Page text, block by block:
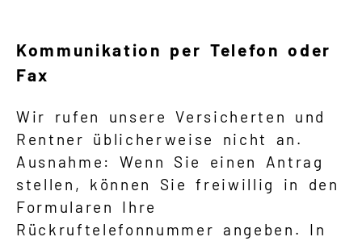
Kommunikation per Telefon oder
Fax
Wir rufen unsere Versicherten und
Rentner üblicherweise nicht an.
Ausnahme: Wenn Sie einen Antrag
stellen, können Sie freiwillig in den
Formularen Ihre
Rückruftelefonnummer angeben. In